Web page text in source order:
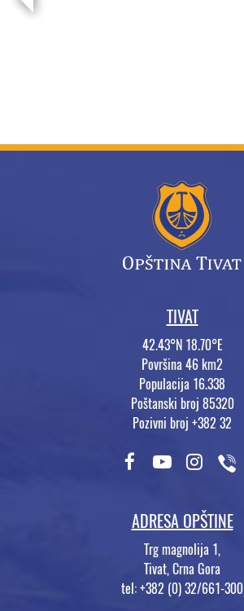
TIVAT
42.43°N 18.70°E
Površina 46 km2
Populacija 16.338
Poštanski broj 85320
Pozivni broj +382 32
ADRESA OPŠTINE
Trg magnolija 1,
Tivat, Crna Gora
tel: +382 (0) 32/661-300